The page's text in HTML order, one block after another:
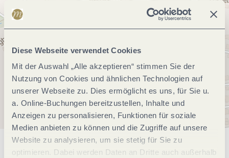
Diese Webseite verwendet Cookies
Mit der Auswahl „Alle akzeptieren“ stimmen Sie der
Nutzung von Cookies und ähnlichen Technologien auf
unserer Webseite zu. Dies ermöglicht es uns, für Sie u.
a. Online-Buchungen bereitzustellen, Inhalte und
Anzeigen zu personalisieren, Funktionen für soziale
Medien anbieten zu können und die Zugriffe auf unsere
Website zu analysieren, um sie stetig für Sie zu
optimieren. Dabei werden Daten an Dritte auch außerhalb
Allgemeine Informationen